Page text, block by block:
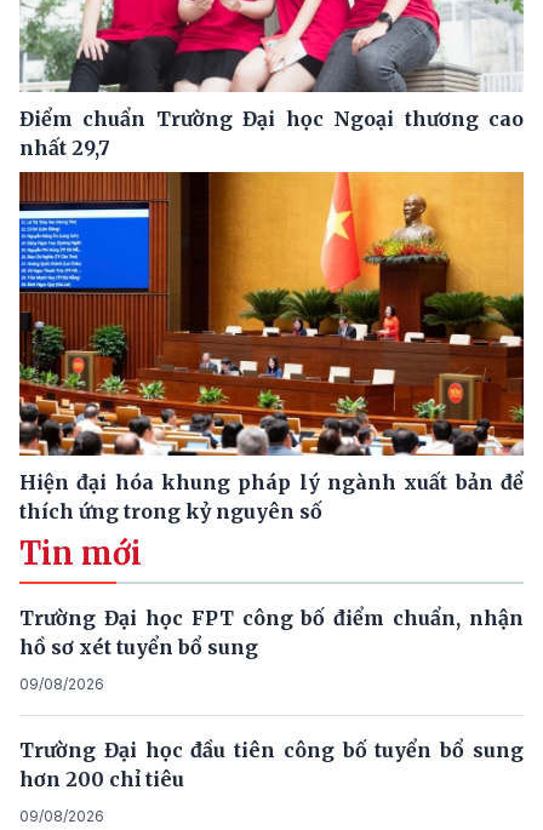
Điểm chuẩn Trường Đại học Ngoại thương cao
nhất 29,7
Hiện đại hóa khung pháp lý ngành xuất bản để
thích ứng trong kỷ nguyên số
Tin mới
Trường Đại học FPT công bố điểm chuẩn, nhận
hồ sơ xét tuyển bổ sung
09/08/2026
Trường Đại học đầu tiên công bố tuyển bổ sung
hơn 200 chỉ tiêu
09/08/2026